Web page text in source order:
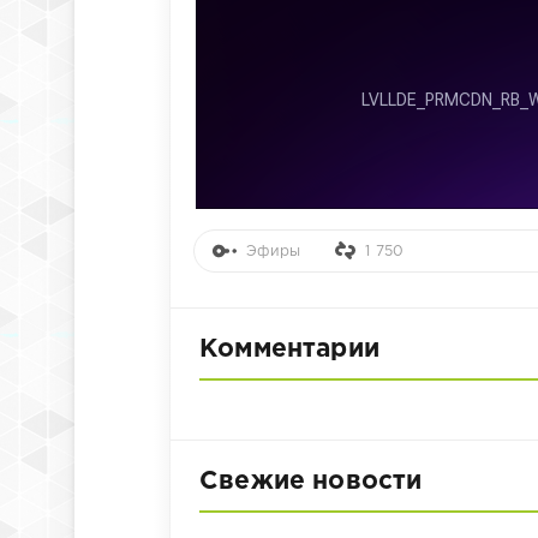
Эфиры 1 750
Комментарии
Свежие новости